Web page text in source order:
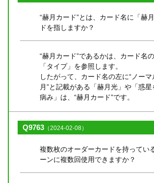
“赫月カード”とは、カード名に「赫
ドを指しますか？
“赫月カード”であるかは、カード名
「タイプ」を参照します。
したがって、カード名の左に“ノー
月”と記載がある「赫月光」や「惑星
病み」は、“赫月カード”です。
Q9763 （2024-02-08）
複数枚のオーダーカードを持ってい
ーンに複数回使用できますか？